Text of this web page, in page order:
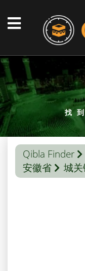
找
Qibla Finder
安徽省
城